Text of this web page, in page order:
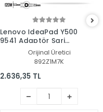
Lenovo IdeaPad Y500
9541 Adaptör Şarj
Aleti-CihazıOrijinal Üretici
892Z1M7K
2.636,35 TL